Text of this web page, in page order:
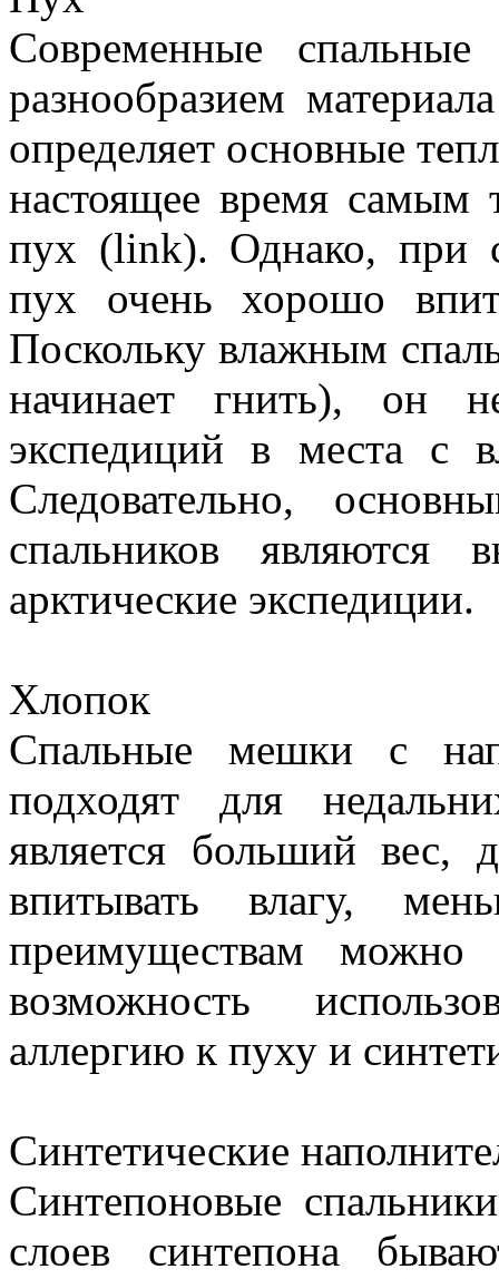
Современные
разнообразием
определяет основные
настоящее время самым
пух (link). Однако, при
пух очень хорошо
Поскольку влажным
начинает гнить), он
экспедиций в места с
Следовательно,
спальников являются
арктические экспедиции.
Хлопок
Спальные мешки с
подходят для
является больший вес,
впитывать влагу,
преимуществам
возможность
аллергию к пуху и
Синтетические
Синтепоновые
слоев синтепона